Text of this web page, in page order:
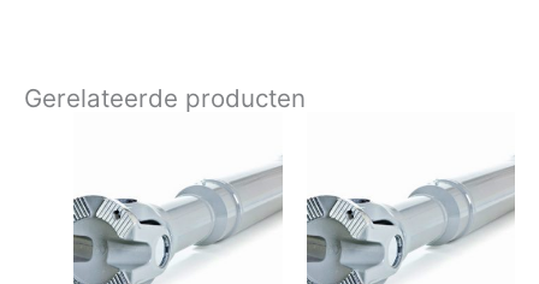
Gerelateerde producten